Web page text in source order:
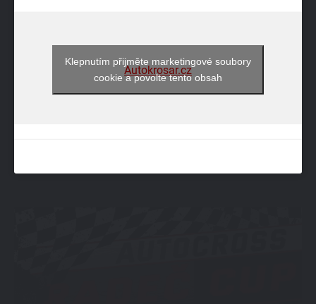
Autokrosar.cz
Klepnutím přijměte marketingové soubory
cookie a povolte tento obsah